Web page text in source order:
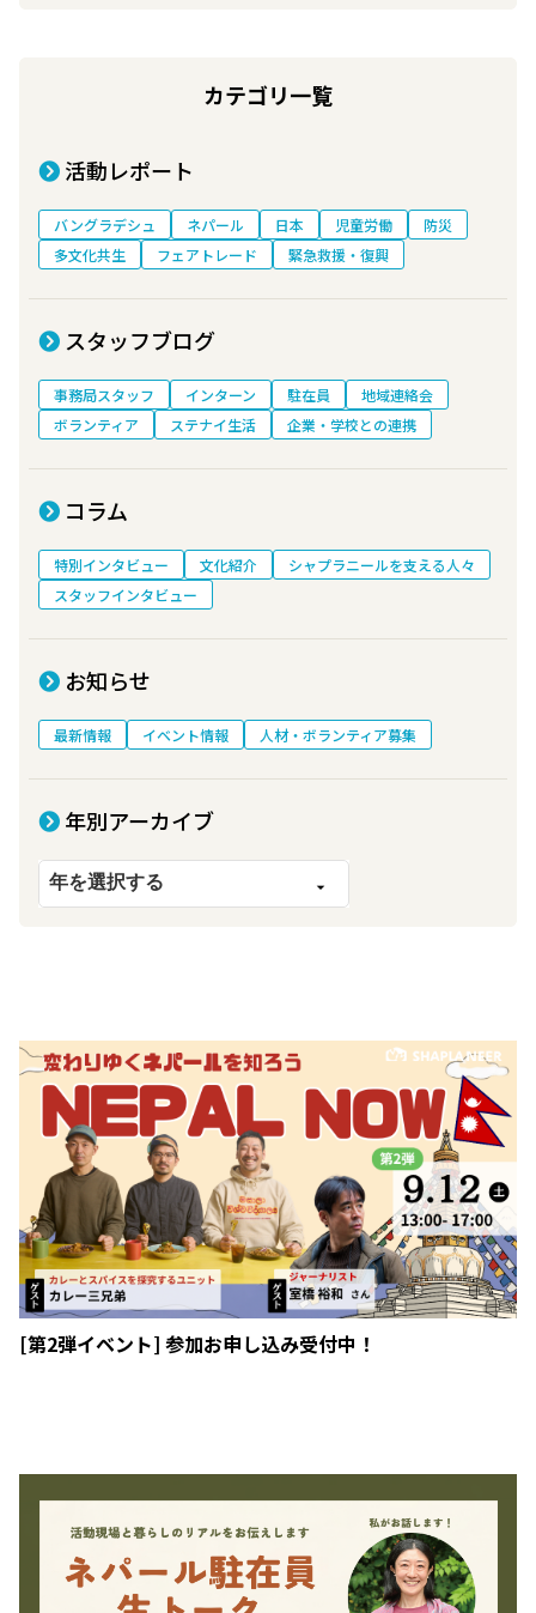
カテゴリ一覧
活動レポート
バングラデシュ ネパール 日本 児童労働
防災
多文化共生
フェアトレード 緊急救援・復興
スタッフブログ
事務局スタッフ インターン 駐在員
地域連絡会
ボランティア
ステナイ生活 企業・学校との連携
コラム
特別インタビュー 文化紹介
シャプラニールを支える人々
スタッフインタビュー
お知らせ
最新情報 イベント情報 人材・ボランティア募集
年別アーカイブ
[第2弾イベント] 参加お申し込み受付中！